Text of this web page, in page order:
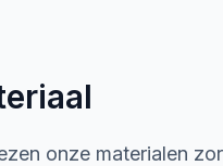
onze materialen